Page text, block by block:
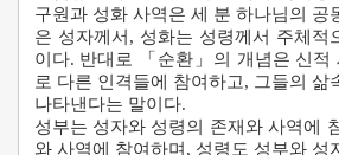
구원과 성화 사역은 세 분 하나님의
은 성자께서, 성화는 성령께서 주체
이다. 반대로 「순환」의 개념은 신
로 다른 인격들에 참여하고, 그들의
나타낸다는 말이다.
성부는 성자와 성령의 존재와 사역에
와 사역에 참여하며, 성령도 성부와